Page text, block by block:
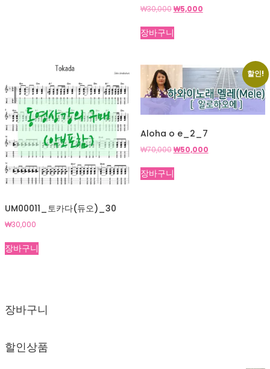
₩30,000원
가
격:
₩5,000현
장바구니
UM00011_토카다(듀오)_30
₩30,000
장바구니
할인!
Aloha o e_2_7
₩70,000원
가
격:
₩50,000현
장바구니
장바구니